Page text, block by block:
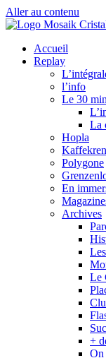
Aller au contenu
Accueil
Replay
l’info
Le 30
La
Hopla
Polygone
En
Archives
Le
+
On